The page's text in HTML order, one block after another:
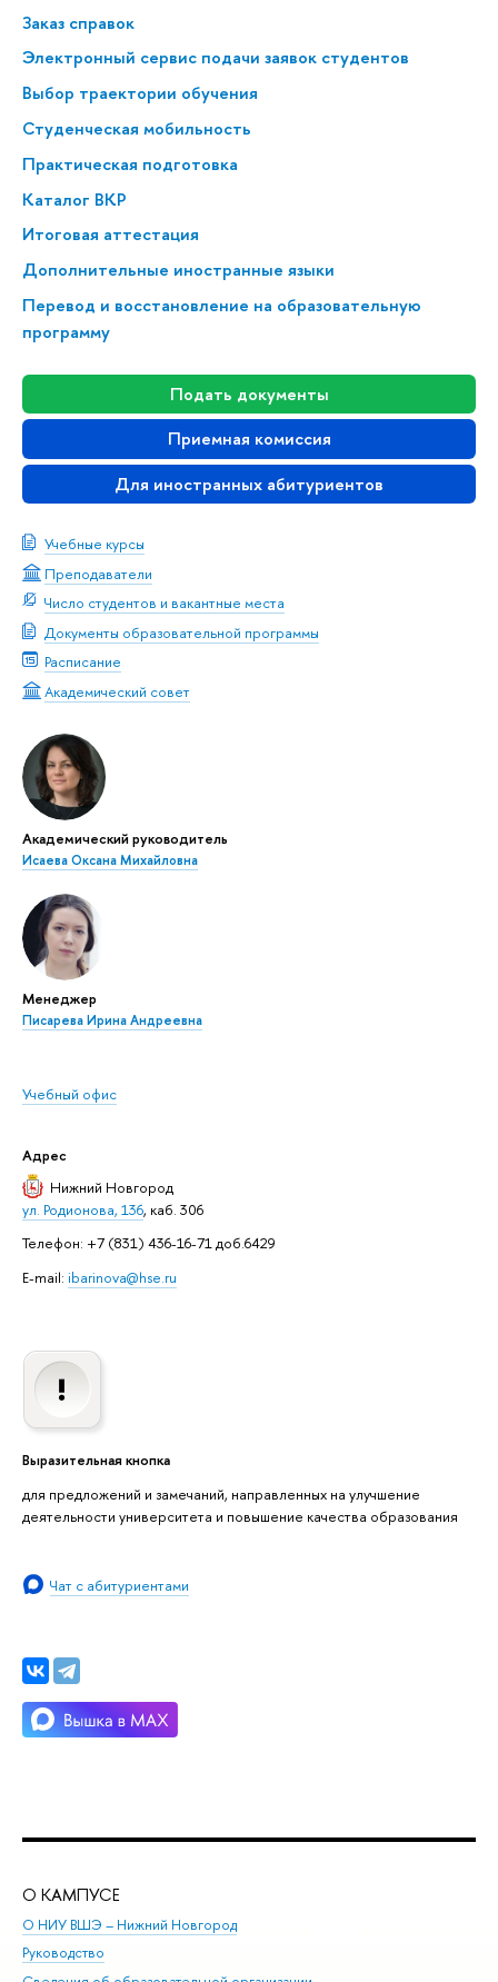
Заказ справок
Электронный сервис подачи заявок студентов
Выбор траектории обучения
Студенческая мобильность
Практическая подготовка
Каталог ВКР
Итоговая аттестация
Дополнительные иностранные языки
Перевод и восстановление на образовательную
программу
Подать документы
Приемная комиссия
Для иностранных абитуриентов
Учебные курсы
Преподаватели
Число студентов и вакантные места
Документы образовательной программы
Расписание
Академический совет
Академический руководитель
Исаева Оксана Михайловна
Менеджер
Писарева Ирина Андреевна
Учебный офис
Адрес
Нижний Новгород
ул. Родионова, 136, каб. 306
Телефон: +7 (831) 436-16-71 доб.6429
E-mail: ibarinova@hse.ru
Выразительная кнопка
для предложений и замечаний, направленных на улучшение
деятельности университета и повышение качества образования
Чат с абитуриентами
О КАМПУСЕ
О НИУ ВШЭ – Нижний Новгород
Руководство